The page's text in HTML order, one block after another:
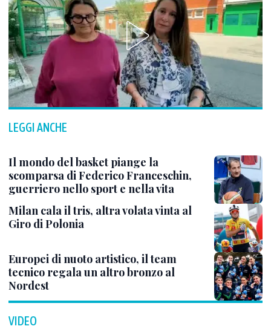
LEGGI ANCHE
Il mondo del basket piange la
scomparsa di Federico Franceschin,
guerriero nello sport e nella vita
Milan cala il tris, altra volata vinta al
Giro di Polonia
Europei di nuoto artistico, il team
tecnico regala un altro bronzo al
Nordest
VIDEO